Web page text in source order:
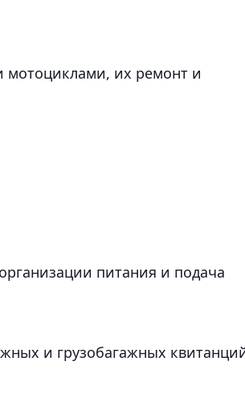
мотоциклами, их ремонт и
питания и подача
и грузобагажных